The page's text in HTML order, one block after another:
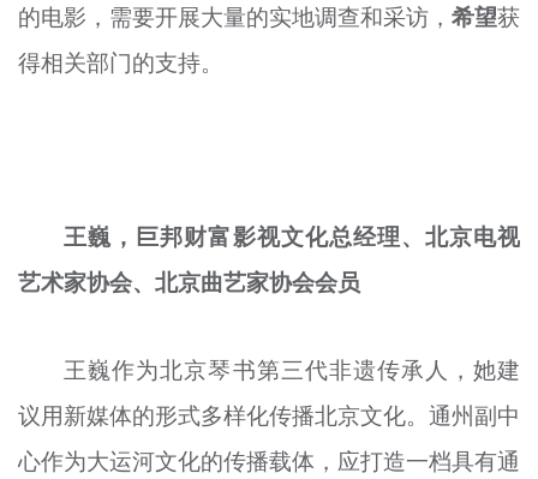
的电影，需要开展大量的实地调查和采访，希望获
得相关部门的支持。
王巍，巨邦财富影视文化总经理、北京电视
艺术家协会、北京曲艺家协会会员
王巍作为北京琴书第三代非遗传承人，她建
议用新媒体的形式多样化传播北京文化。通州副中
心作为大运河文化的传播载体，应打造一档具有通